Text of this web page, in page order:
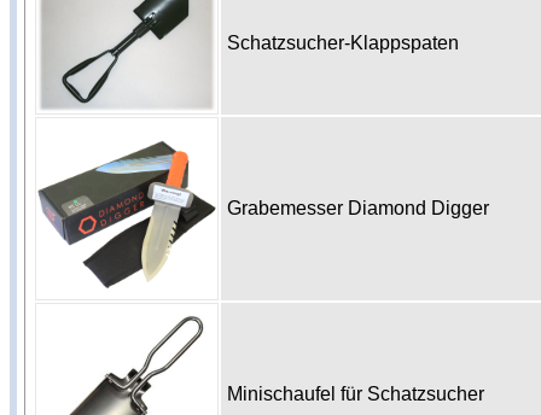
Schatzsucher-Klappspaten
Grabemesser Diamond Digger
Minischaufel für Schatzsucher